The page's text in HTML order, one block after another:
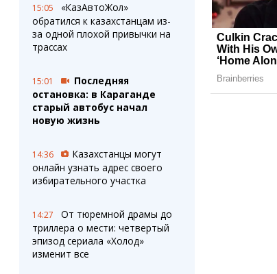
15:05
«КазАвтоЖол»
обратился к казахстанцам из-
за одной плохой привычки на
трассах
15:01
Последняя
остановка: в Караганде
старый автобус начал
новую жизнь
14:36
Казахстанцы могут
онлайн узнать адрес своего
избирательного участка
14:27
От тюремной драмы до
триллера о мести: четвертый
эпизод сериала «Холод»
изменит все